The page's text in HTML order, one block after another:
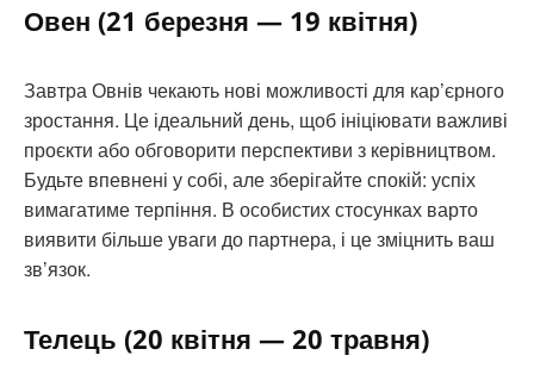
Овен (21 березня — 19 квітня)
Завтра Овнів чекають нові можливості для кар’єрного
зростання. Це ідеальний день, щоб ініціювати важливі
проєкти або обговорити перспективи з керівництвом.
Будьте впевнені у собі, але зберігайте спокій: успіх
вимагатиме терпіння. В особистих стосунках варто
виявити більше уваги до партнера, і це зміцнить ваш
зв’язок.
Телець (20 квітня — 20 травня)